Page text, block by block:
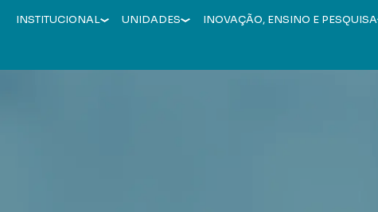
INSTITUCIONAL UNIDADES INOVAÇÃO, ENSINO E PESQUISA